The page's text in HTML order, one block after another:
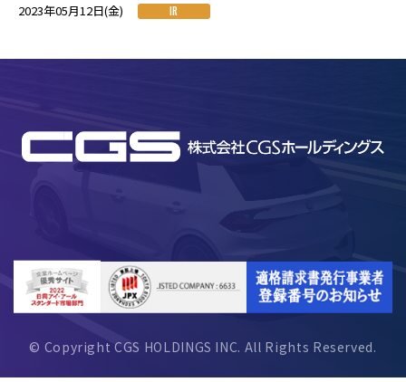
2023年05月12日(金) IR
© Copyright CGS HOLDINGS INC. All Rights Reserved.